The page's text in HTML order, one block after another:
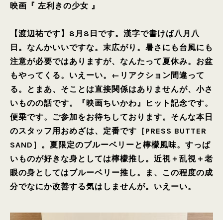
映画『 左利きの少女 』
【渡辺祐です】8月8日です。漢字で書けば八月八
日。なんかいいですな。末広がり。暑さにも台風にも
注意が必要ではありますが、なんたって夏休み。お盆
もやってくる。いえーい。←リアクション間違って
る。とまあ、そことは直接関係はありませんが、小さ
いものの話です。『映画ちいかわ』ヒット記念です。
便乗です。ご参加をお待ちしております。そんな本日
のスタッフ用おめざは、定番です［PRESS BUTTER
SAND］。夏限定のブルーベリーと檸檬風味。すっぱ
いものが好きな身としては檸檬推し。近視＋乱視＋老
眼の身としてはブルーベリー推し。ま、この程度の成
分でなにか改善する気はしませんが。いえーい。